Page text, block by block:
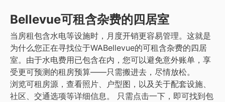
Bellevue可租含杂费的四居室
当房租包含水电等设施时，月度开销更容易管理。这就是
为什么您正在寻找位于WABellevue的可租含杂费的四居
室。由于水电费用已包含在内，您可以避免意外账单，享
受更可预测的租房预算——只需搬进去，尽情放松。
浏览可租房源，查看照片、户型图，以及关于配套设施、
社区、交通选项等详细信息。
只需点击一下，即可找到包